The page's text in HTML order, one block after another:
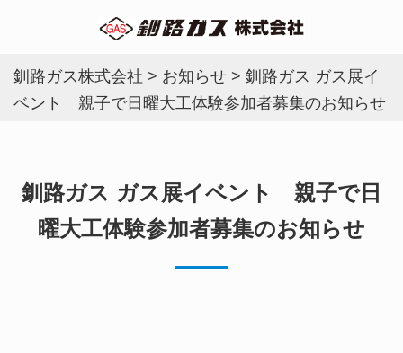
釧路ガス株式会社 > お知らせ > 釧路ガス ガス展イ
ベント 親子で日曜大工体験参加者募集のお知らせ
釧路ガス ガス展イベント 親子で日
曜大工体験参加者募集のお知らせ